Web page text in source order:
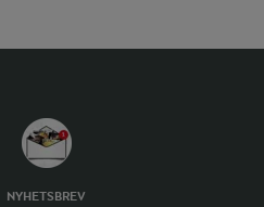
NYHETSBREV